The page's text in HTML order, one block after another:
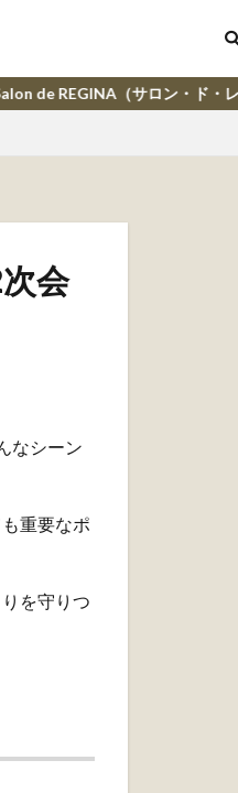
ン・ド・レジーナ）
会
なシーン
重要なポ
を守りつ